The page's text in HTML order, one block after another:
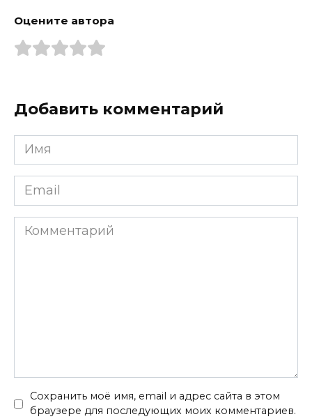
Оцените автора
Добавить комментарий
Имя
*
Email
*
Комментарий
Сохранить моё имя, email и адрес сайта в этом
браузере для последующих моих комментариев.